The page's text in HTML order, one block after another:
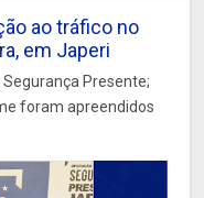
ao tráfico no
em Japeri
Presente;
foram apreendidos